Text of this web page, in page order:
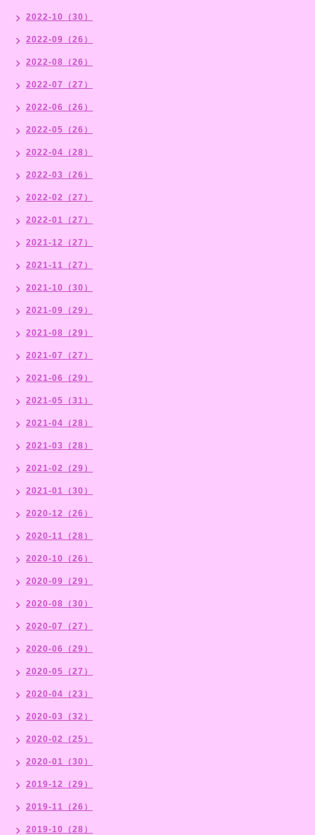
2022-10（30）
2022-09（26）
2022-08（26）
2022-07（27）
2022-06（26）
2022-05（26）
2022-04（28）
2022-03（26）
2022-02（27）
2022-01（27）
2021-12（27）
2021-11（27）
2021-10（30）
2021-09（29）
2021-08（29）
2021-07（27）
2021-06（29）
2021-05（31）
2021-04（28）
2021-03（28）
2021-02（29）
2021-01（30）
2020-12（26）
2020-11（28）
2020-10（26）
2020-09（29）
2020-08（30）
2020-07（27）
2020-06（29）
2020-05（27）
2020-04（23）
2020-03（32）
2020-02（25）
2020-01（30）
2019-12（29）
2019-11（26）
2019-10（28）